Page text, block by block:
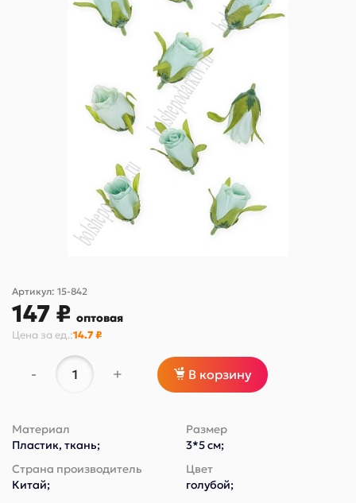
Артикул: 15-842
147 ₽ оптовая
Цена за ед.:14.7 ₽
- + В корзину
Материал
Пластик, ткань;
Размер
3*5 см;
Страна производитель
Китай;
Цвет
голубой;